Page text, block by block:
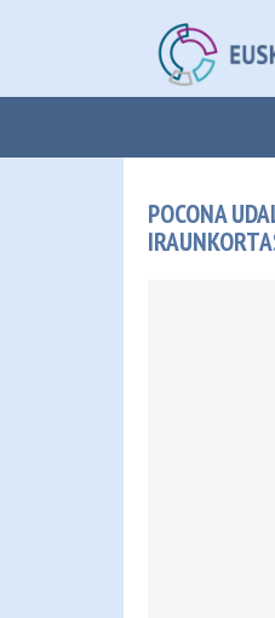
POCONA